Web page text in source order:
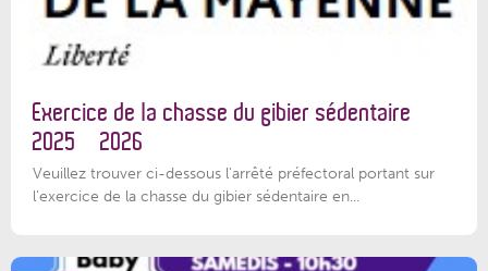
Exercice de la chasse du gibier sédentaire
2025 – 2026
Veuillez trouver ci-dessous l'arrêté préfectoral portant sur
l'exercice de la chasse du gibier sédentaire en...